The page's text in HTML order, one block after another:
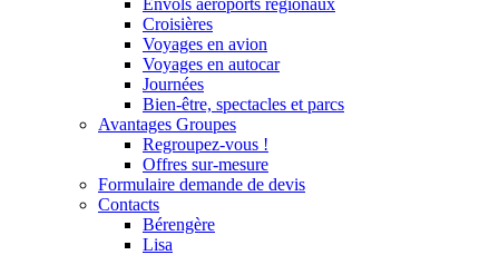
Envols aéroports régionaux
Croisières
Voyages en avion
Voyages en autocar
Journées
Bien-être, spectacles et parcs
Avantages Groupes
Regroupez-vous !
Offres sur-mesure
Formulaire demande de devis
Contacts
Bérengère
Lisa